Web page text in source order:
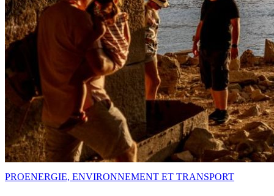
PROENERGIE, ENVIRONNEMENT ET TRANSPORT